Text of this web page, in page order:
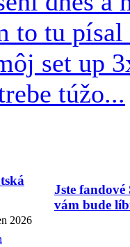
to tu
set up
túžo...
2026
Jste
vám bude